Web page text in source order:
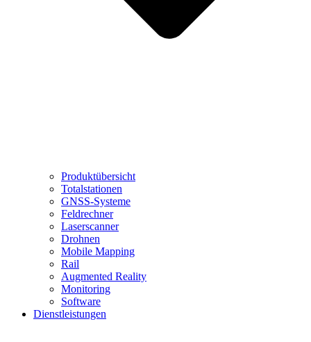
Produktübersicht
Totalstationen
GNSS-Systeme
Feldrechner
Laserscanner
Drohnen
Mobile Mapping
Rail
Augmented Reality
Monitoring
Software
Dienstleistungen